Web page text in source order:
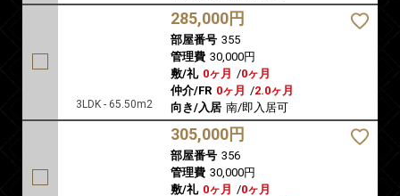
3LDK - 65.50m2
285,000円
部屋番号 355
管理費 30,000円
敷/礼 0ヶ月 /0ヶ月
仲介/FR 0ヶ月 /2.0ヶ月
向き/入居 南/即入居可
305,000円
部屋番号 356
管理費 30,000円
敷/礼 0ヶ月 /0ヶ月